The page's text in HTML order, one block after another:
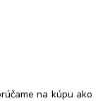
na kúpu ako